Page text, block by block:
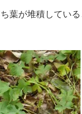
葉が堆積してい